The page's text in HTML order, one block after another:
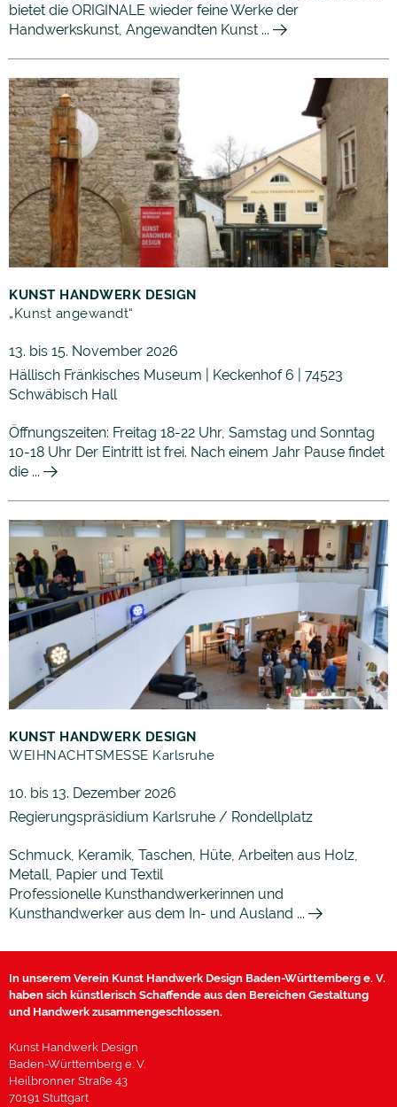
bietet die ORIGINALE wieder feine Werke der
Handwerkskunst, Angewandten Kunst ...
KUNST HANDWERK DESIGN
„Kunst angewandt“
13. bis 15. November 2026
Hällisch Fränkisches Museum | Keckenhof 6 | 74523
Schwäbisch Hall
Öffnungszeiten: Freitag 18-22 Uhr, Samstag und Sonntag
10-18 Uhr Der Eintritt ist frei. Nach einem Jahr Pause findet
die ...
KUNST HANDWERK DESIGN
WEIHNACHTSMESSE Karlsruhe
10. bis 13. Dezember 2026
Regierungspräsidium Karlsruhe / Rondellplatz
Schmuck, Keramik, Taschen, Hüte, Arbeiten aus Holz,
Metall, Papier und Textil
Professionelle Kunsthandwerkerinnen und
Kunsthandwerker aus dem In- und Ausland ...
In unserem Verein Kunst Handwerk Design Baden-Württemberg e. V.
haben sich künstlerisch Schaffende aus den Bereichen Gestaltung
und Handwerk zusammengeschlossen.
Kunst Handwerk Design
Baden-Württemberg e. V.
Heilbronner Straße 43
70191 Stuttgart